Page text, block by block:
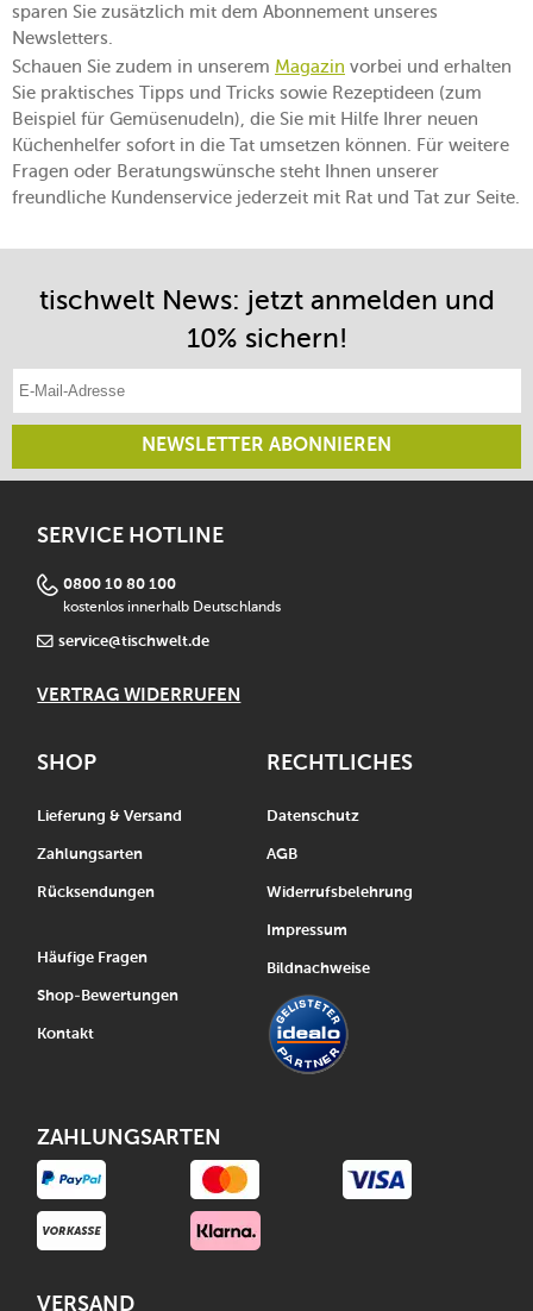
sparen Sie zusätzlich mit dem Abonnement unseres
Newsletters.
Schauen Sie zudem in unserem Magazin vorbei und erhalten
Sie praktisches Tipps und Tricks sowie Rezeptideen (zum
Beispiel für Gemüsenudeln), die Sie mit Hilfe Ihrer neuen
Küchenhelfer sofort in die Tat umsetzen können. Für weitere
Fragen oder Beratungswünsche steht Ihnen unserer
freundliche Kundenservice jederzeit mit Rat und Tat zur Seite.
tischwelt News: jetzt anmelden und
10% sichern!
E-Mail-Adresse eintragen
NEWSLETTER ABONNIEREN
SERVICE HOTLINE
0800 10 80 100
kostenlos innerhalb Deutschlands
service@tischwelt.de
VERTRAG WIDERRUFEN
SHOP
Lieferung & Versand
Zahlungsarten
Rücksendungen
Häufige Fragen
Shop-Bewertungen
Kontakt
RECHTLICHES
Datenschutz
AGB
Widerrufsbelehrung
Impressum
Bildnachweise
ZAHLUNGSARTEN
VERSAND